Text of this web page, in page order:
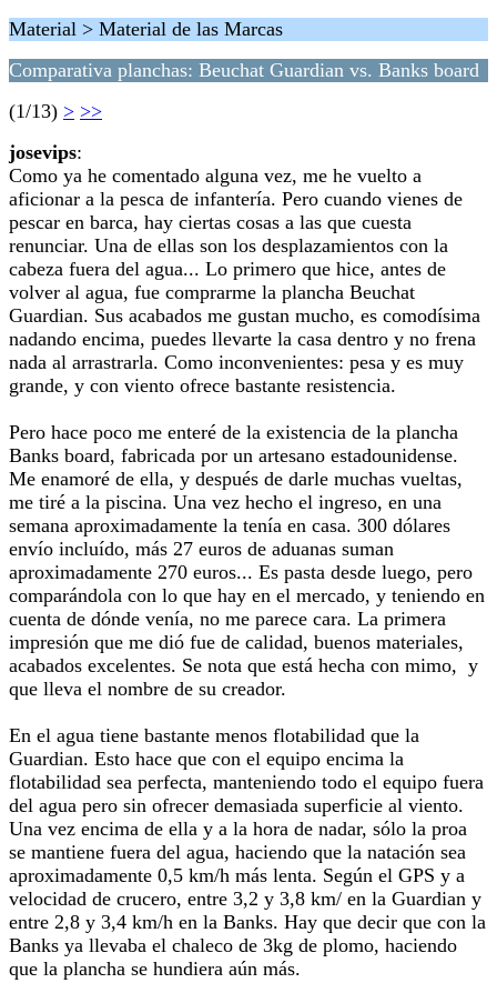
Material > Material de las Marcas
Comparativa planchas: Beuchat Guardian vs. Banks board
(1/13) > >>
josevips:
Como ya he comentado alguna vez, me he vuelto a
aficionar a la pesca de infantería. Pero cuando vienes de
pescar en barca, hay ciertas cosas a las que cuesta
renunciar. Una de ellas son los desplazamientos con la
cabeza fuera del agua... Lo primero que hice, antes de
volver al agua, fue comprarme la plancha Beuchat
Guardian. Sus acabados me gustan mucho, es comodísima
nadando encima, puedes llevarte la casa dentro y no frena
nada al arrastrarla. Como inconvenientes: pesa y es muy
grande, y con viento ofrece bastante resistencia.
Pero hace poco me enteré de la existencia de la plancha
Banks board, fabricada por un artesano estadounidense.
Me enamoré de ella, y después de darle muchas vueltas,
me tiré a la piscina. Una vez hecho el ingreso, en una
semana aproximadamente la tenía en casa. 300 dólares
envío incluído, más 27 euros de aduanas suman
aproximadamente 270 euros... Es pasta desde luego, pero
comparándola con lo que hay en el mercado, y teniendo en
cuenta de dónde venía, no me parece cara. La primera
impresión que me dió fue de calidad, buenos materiales,
acabados excelentes. Se nota que está hecha con mimo, y
que lleva el nombre de su creador.
En el agua tiene bastante menos flotabilidad que la
Guardian. Esto hace que con el equipo encima la
flotabilidad sea perfecta, manteniendo todo el equipo fuera
del agua pero sin ofrecer demasiada superficie al viento.
Una vez encima de ella y a la hora de nadar, sólo la proa
se mantiene fuera del agua, haciendo que la natación sea
aproximadamente 0,5 km/h más lenta. Según el GPS y a
velocidad de crucero, entre 3,2 y 3,8 km/ en la Guardian y
entre 2,8 y 3,4 km/h en la Banks. Hay que decir que con la
Banks ya llevaba el chaleco de 3kg de plomo, haciendo
que la plancha se hundiera aún más.